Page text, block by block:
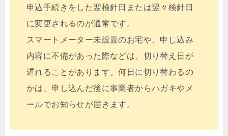
申込手続きをした翌検針日または翌々検針日
に変更されるのが通常です。
スマートメーター未設置のお宅や、申し込み
内容に不備があった際などは、切り替え日が
遅れることがあります。何日に切り替わるの
かは、申し込んだ後に事業者からハガキやメ
ールでお知らせが届きます。